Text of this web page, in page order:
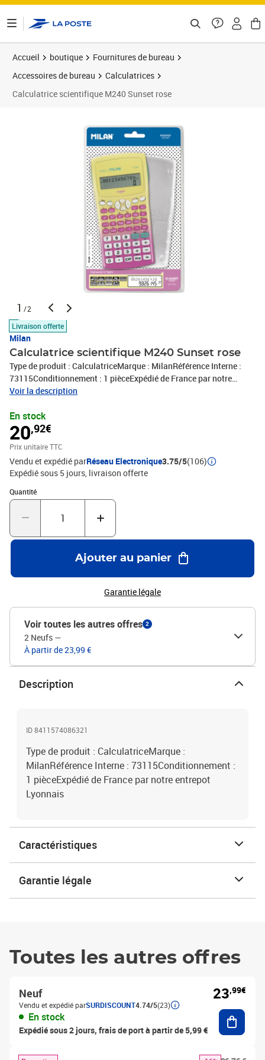
Accueil boutique
Fournitures de bureau
Accessoires de bureau
Calculatrices
Calculatrice scientifique M240 Sunset rose
1 /2
Livraison offerte
Milan
Calculatrice scientifique M240 Sunset rose
Type de produit : CalculatriceMarque : MilanRéférence Interne :
73115Conditionnement : 1 pièceExpédié de France par notre
entrepot Lyonnais
Voir la description
En stock
20,92€
Prix unitaire TTC
Vendu et expédié parRéseau Electronique3.75/5(106)
Expédié sous 5 jours livraison offerte
Quantité
Quantité : 1
Ajouter au panier
Garantie légale
Voir toutes les autres offres 2
2 Neufs —
À partir de 23,99 €
Description
ID 8411574086321
Type de produit : CalculatriceMarque :
MilanRéférence Interne : 73115Conditionnement :
1 pièceExpédié de France par notre entrepot
Lyonnais
Caractéristiques
Garantie légale
Toutes les autres offres
Neuf
Vendu et expédié parSURDISCOUNT4.74/5(23)
En stock
Expédié sous 2 jours, frais de port à partir de 5,99 €
23,99€